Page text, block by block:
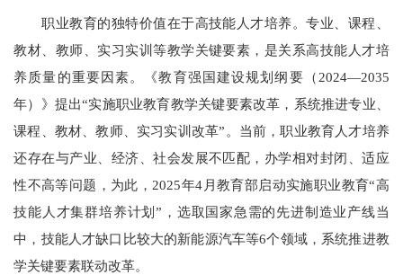
职业教育的独特价值在于高技能人才培养。专业、课程、
教材、教师、实习实训等教学关键要素，是关系高技能人才培
养质量的重要因素。《教育强国建设规划纲要（2024—2035
年）》提出“实施职业教育教学关键要素改革，系统推进专业、
课程、教材、教师、实习实训改革”。当前，职业教育人才培养
还存在与产业、经济、社会发展不匹配，办学相对封闭、适应
性不高等问题，为此，2025年4月教育部启动实施职业教育“高
技能人才集群培养计划”，选取国家急需的先进制造业产线当
中，技能人才缺口比较大的新能源汽车等6个领域，系统推进教
学关键要素联动改革。